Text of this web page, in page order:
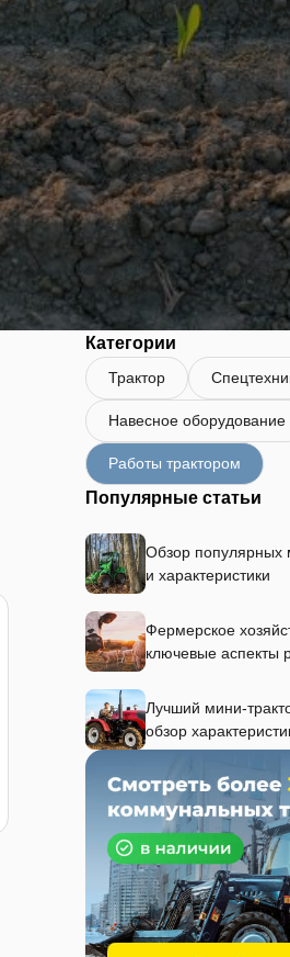
Категории
Трактор
Навесное оборудование
Работы трактором
Популярные статьи
Обзор популярных
и характеристики
Фермерское
ключевые аспекты
Лучший мини-
обзор